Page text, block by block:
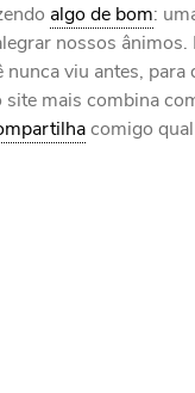
algo de bom:
nossos ânimos.
viu antes, para
site mais combina
comigo